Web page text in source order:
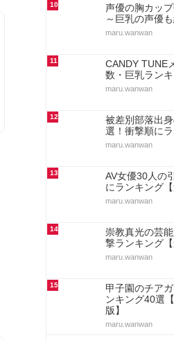
10
声優の胸カッ
～巨乳の声優
maru.wanwan
11
CANDY TUNE
数・巨乳ラン
maru.wanwan
12
被差別部落出
選！衝撃順に
maru.wanwan
13
AV女優30人の
にランキング【
maru.wanwan
14
崇教真光の芸
撃ランキング【
maru.wanwan
15
甲子園のチア
ンキング40選
版】
maru.wanwan